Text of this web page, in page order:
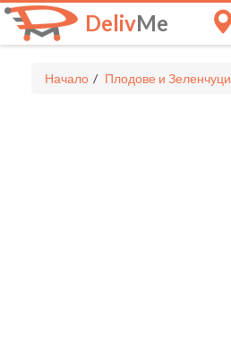
DelivMe
Начало Плодове и Зеленчуци